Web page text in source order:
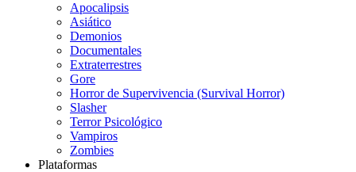
Apocalipsis
Asiático
Demonios
Documentales
Extraterrestres
Gore
Horror de Supervivencia (Survival Horror)
Slasher
Terror Psicológico
Vampiros
Zombies
Plataformas